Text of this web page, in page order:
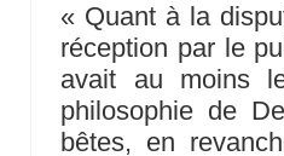
« Quant à la
réception par le
avait au moins
philosophie de
bêtes, en